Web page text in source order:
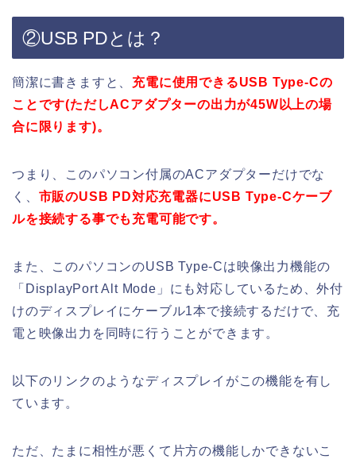
②USB PDとは？
簡潔に書きますと、 充電に使用できるUSB Type-Cの
ことです(ただしACアダプターの出力が45W以上の場
合に限ります)。
つまり、このパソコン付属のACアダプターだけでな
く、 市販のUSB PD対応充電器にUSB Type-Cケーブ
ルを接続する事でも充電可能です。
また、このパソコンのUSB Type-Cは映像出力機能の
「DisplayPort Alt Mode」にも対応しているため、外付
けのディスプレイにケーブル1本で接続するだけで、充
電と映像出力を同時に行うことができます。
以下のリンクのようなディスプレイがこの機能を有し
ています。
ただ、たまに相性が悪くて片方の機能しかできないこ